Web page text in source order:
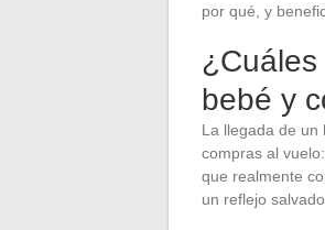
por qué, y
bebé y
La llegada de un
compras al
que realmente
un reflejo